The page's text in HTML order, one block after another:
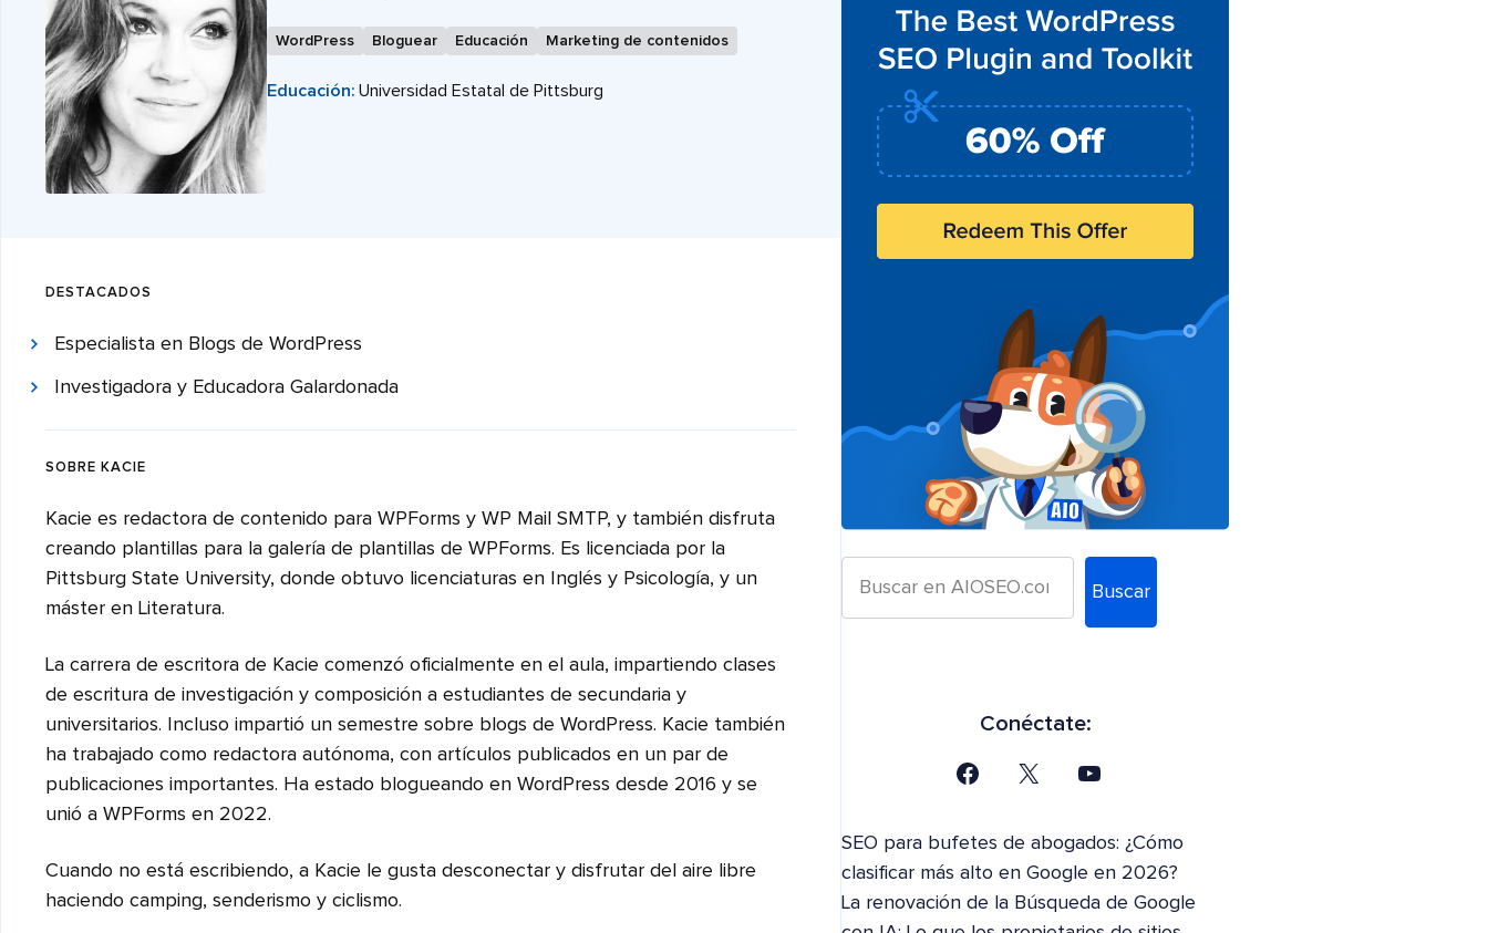
WordPress Bloguear Educación Marketing de contenidos
Educación: Universidad Estatal de Pittsburg
DESTACADOS
Especialista en Blogs de WordPress
Investigadora y Educadora Galardonada
SOBRE KACIE
Kacie es redactora de contenido para WPForms y WP Mail SMTP, y también disfruta
creando plantillas para la galería de plantillas de WPForms. Es licenciada por la
Pittsburg State University, donde obtuvo licenciaturas en Inglés y Psicología, y un
máster en Literatura.
La carrera de escritora de Kacie comenzó oficialmente en el aula, impartiendo clases
de escritura de investigación y composición a estudiantes de secundaria y
universitarios. Incluso impartió un semestre sobre blogs de WordPress. Kacie también
ha trabajado como redactora autónoma, con artículos publicados en un par de
publicaciones importantes. Ha estado blogueando en WordPress desde 2016 y se
unió a WPForms en 2022.
Cuando no está escribiendo, a Kacie le gusta desconectar y disfrutar del aire libre
haciendo camping, senderismo y ciclismo.
Buscar
Conéctate:
SEO para bufetes de abogados: ¿Cómo
clasificar más alto en Google en 2026?
La renovación de la Búsqueda de Google